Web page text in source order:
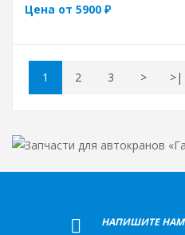
Цена от 5900 ₽
1 2 3 > >|
НАПИШИТЕ НАМ